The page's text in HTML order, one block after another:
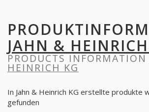
JAHN &
PRODUCTS INFORMATION
HEINRICH KG
In Jahn & Heinrich KG erstellte produkte
gefunden